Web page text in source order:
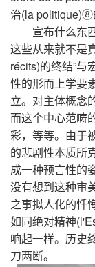
治(la politique)⑧
宣布什么东
这些从来就不是
récits)的终结”与
性的形而上学要
立。对主体概
而这个中心范畴
彩，等等。由
的悲剧性本质所
成一种预言性的
没有想到这种审
之事拟人化的忏
如同绝对精神
响起一样。历史
刀两断。